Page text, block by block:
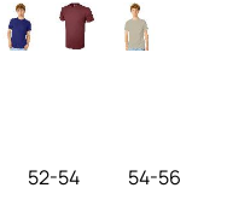
52-54 54-56